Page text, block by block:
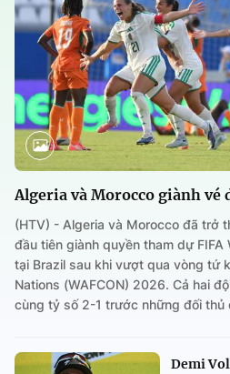
Algeria và Morocco giành vé
(HTV) - Algeria và Morocco đã trở
đầu tiên giành quyền tham dự FIFA
tại Brazil sau khi vượt qua vòng tứ
Nations (WAFCON) 2026. Cả hai
cùng tỷ số 2-1 trước những đối thủ
Demi